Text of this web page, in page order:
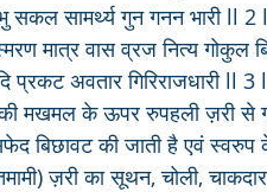
सकल सामर्थ्य गुन गनन भारी ll 2
मात्र वास व्रज नित्य गोकुल
प्रकट अवतार गिरिराजधारी ll 3
मखमल के ऊपर रुपहली ज़री से
बिछावट की जाती है एवं
ज़री का सूथन, चोली,